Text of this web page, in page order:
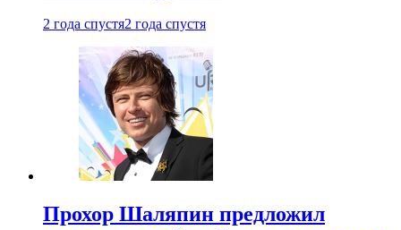
2 года спустя2 года спустя
Прохор Шаляпин предложил